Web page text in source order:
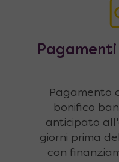
Pagamenti
Pagamento
bonifico
anticipato
giorni prima
con